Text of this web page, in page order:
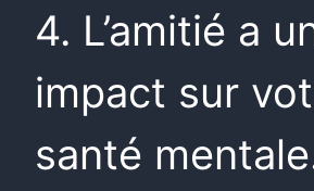
4. L’amitié a
impact sur
santé